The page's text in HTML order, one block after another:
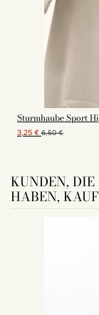
Sturmhaube Sport
3,25 € 6,50 €
KUNDEN,
HABEN,